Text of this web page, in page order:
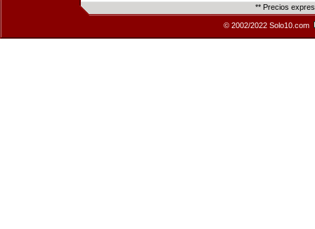
** Precios
© 2002/2022 Solo10.com